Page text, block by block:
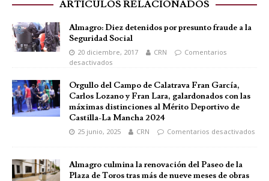
ARTÍCULOS RELACIONADOS
Almagro: Diez detenidos por presunto fraude a la
Seguridad Social
20 diciembre, 2017 CRN
Comentarios
desactivados
Orgullo del Campo de Calatrava Fran García,
Carlos Lozano y Fran Lara, galardonados con las
máximas distinciones al Mérito Deportivo de
Castilla-La Mancha 2024
25 junio, 2025 CRN Comentarios desactivados
Almagro culmina la renovación del Paseo de la
Plaza de Toros tras más de nueve meses de obras